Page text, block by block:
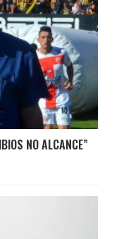
NO ALCANCE”